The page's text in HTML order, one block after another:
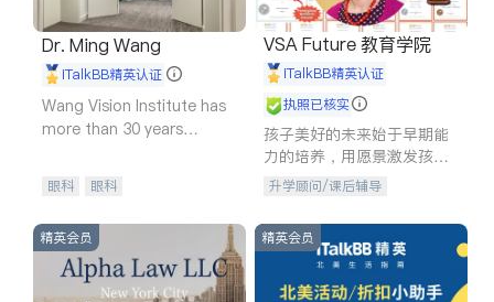
Dr. Ming Wang
iTalkBB精英认证
Wang Vision Institute has
more than 30 years
眼科 眼科
VSA Future 教育学院
iTalkBB精英认证
执照已核实
孩子美好的未来始于早期能
力的培养，用愿景激发孩子
的学习潜力和动力。理念：
拥有成长型心态是成功的基
石。
升学顾问/课后辅导
精英会员 精英会员